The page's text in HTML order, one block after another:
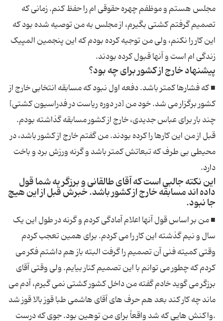
مجلس هستم و موظفم چهره حقوقی ام را حفظ کنم. زمانی که
تصمیم گرفتم کشتی بگیرم، از مجلس به من توصیه شده بود که
این کار را نکنم، ولی من توجیه کرده بودم که این پنجمین المپیک
زندگی ام است و آنها قبول کرده بودند.
پیشنهاد خارج از کشور برای چه بود؟
■ که فشارها کمتر باشد. دفعه اول نبود که مسابقه انتخابی خارج از
کشور برگزار می شد. خود من [در دوره ریاست در فدراسیون کشتی]
چند بار برای عباس جدیدی، خارج از کشور مسابقه گذاشته بودم.
قبل از من این کارها را کرده بودند. من گفتم خارج از کشور باشد، در
محیطی بی طرف که تبعاتش کمتر باشد و گرنه ورزش برد و باخت
دارد.
این نکته جالبی است که آقای طالقانی و برزگر به شما قول
داده اند مسابقه خارج از کشور باشد. خبرش قبل از این هیچ
جا نبود.
■ من بر اساس قول آنها اعلام آمادگی کردم و گرنه در طول این یک
سال و نیم گذشته این کار را می کردم. برای همین تعجب کردم
وقتی کمیته فنی آن تصمیم را گرفت البته باز هم داشتم فکر می
کردم که چطور می توانم با این تصمیم کنار بیایم. ولی وقتی آقای
برزگر می گوید خادم گفته من داخل کشور کشتی نمی گیرم، آدم می
ماند چه کار کند بعد هم حرف های آقای هاشمی طبا قوز بالا قوز شد
.واکنش هایی که شد واقعاً برای من توهین بود. جوی که درست